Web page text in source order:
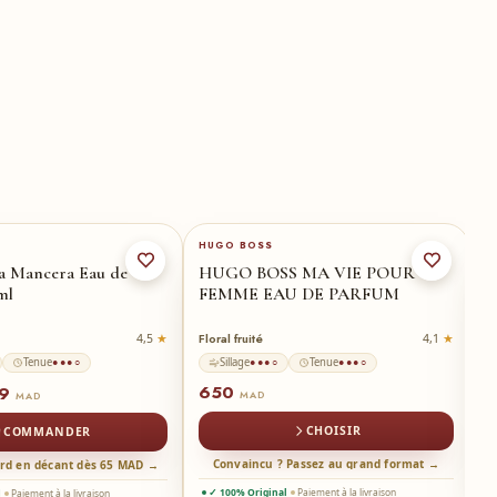
Mancera Eau de
4,5
Tenue●●●○
MAD
COMMANDER
en décant dès 65 MAD →
Paiement à la livraison
HUGO BOSS
HUGO BOSS MA VIE POUR
FEMME EAU DE PARFUM
Floral fruité 4,1
Sillage●●●○ Tenue●●●○
650 MAD
CHOISIR
Convaincu ? Passez au grand format →
✓ 100% Original Paiement à la livraison